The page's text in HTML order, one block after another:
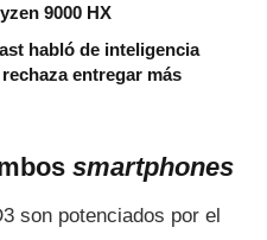
9000 HX
habló de inteligencia
entregar más
smartphones
son potenciados por el